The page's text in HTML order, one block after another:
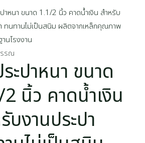
รณ
ะปาหนา ขนาด
นิ้ว คาดน้ำเงิน
บงานประปา